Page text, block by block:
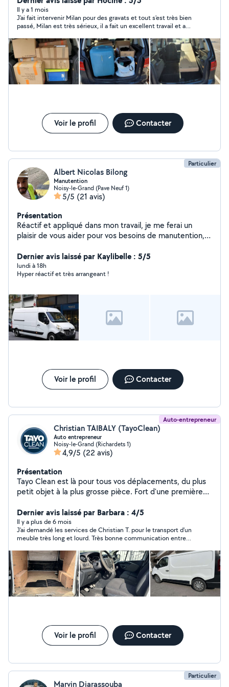
Disponible pour toute demande d'information.
Il y a 1 mois
J'ai fait intervenir Milan pour des gravats et tout s'est très bien
passé, Milan est très sérieux, il a fait un excellent travail et a
Voir le profil Contacter
Particulier
Albert Nicolas Bilong
Manutention
Noisy-le-Grand (Pave Neuf 1)
5/5 (21 avis)
Présentation
Réactif et appliqué dans mon travail, je me ferai un
plaisir de vous aider pour vos besoins de manutention,
Dernier avis laissé par Kaylibelle : 5/5
lundi à 18h
Hyper réactif et très arrangeant !
Voir le profil Contacter
Auto-entrepreneur
Christian TAIBALY (TayoClean)
Auto entrepreneur
Noisy-le-Grand (Richardets 1)
4,9/5 (22 avis)
Présentation
Tayo Clean est là pour tous vos déplacements, du plus
petit objet à la plus grosse pièce. Fort d'une première
aujourd'hui mon savoir-faire au service de mes voisins.
Un service fiable, efficace et adapté à leurs besoins.
Faites appel à moi en toute confiance, je serai ravi de
vous faciliter la vie !
Dernier avis laissé par Barbara : 4/5
Il y a plus de 6 mois
J'ai demandé les services de Christian T. pour le transport d'un
meuble très long et lourd. Très bonne communication entre
même, il a fallu changer l'horaire prévu à la dernière minute.
Accompagné par un collègue pour soulever le meuble, ils ont
fait extrêmement attention pendant la manipulation. Petit
bémol, il ne possédait pas de couvertures et de sangles dans
sa camionnette pour sécuriser le meuble. Je referai appel à ses
services sans hésitation.
Voir le profil Contacter
Particulier
Marvin Diarassouba